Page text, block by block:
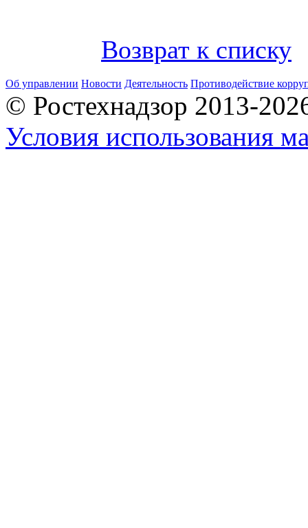
Возврат к списку
Об управлении Новости Деятельность Противодействие
© Ростехнадзор 2013-
Условия использования